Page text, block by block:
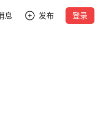
息 发布 登录